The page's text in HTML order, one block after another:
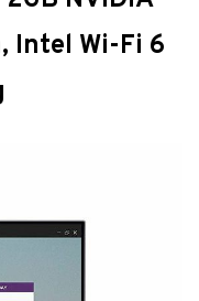
Intel Wi-Fi 6